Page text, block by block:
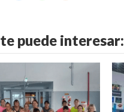
puede interesar: